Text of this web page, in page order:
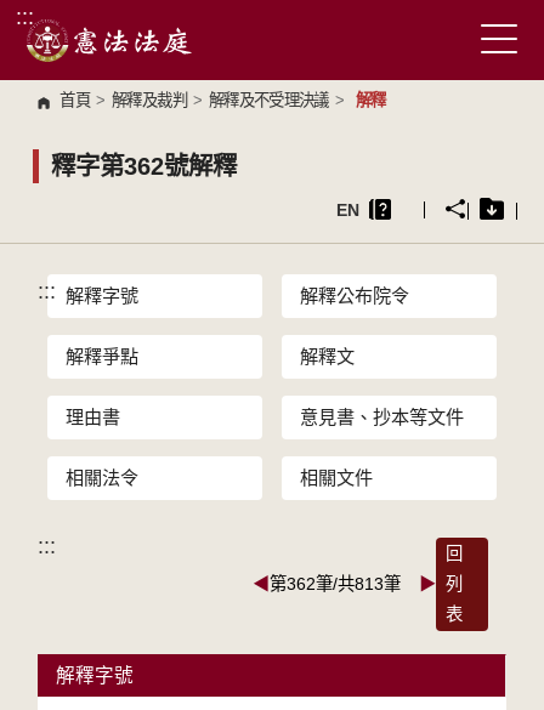
跳到主要內容區塊
:::
首頁 > 解釋及裁判 > 解釋及不受理決議 > 解釋
釋字第362號解釋
EN
::: 解釋字號 解釋公布院令
解釋爭點 解釋文
理由書 意見書、抄本等文件
相關法令 相關文件
:::
◀第362筆/共813筆 ▶
回
列
表
解釋字號